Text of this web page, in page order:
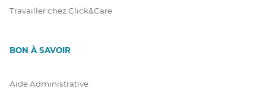
Travailler chez Click&Care
BON À SAVOIR
Aide Administrative